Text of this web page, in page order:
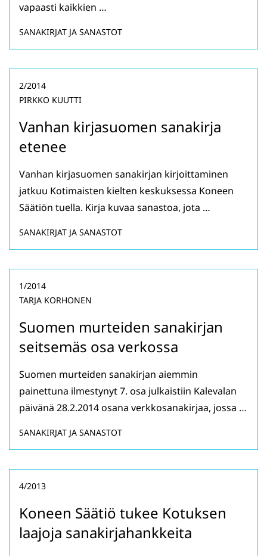
vapaasti kaikkien …
SANAKIRJAT JA SANASTOT
Vanhan kirjasuomen sanakirja
etenee
2/2014
PIRKKO KUUTTI
Vanhan kirjasuomen sanakirjan kirjoittaminen
jatkuu Kotimaisten kielten keskuksessa Koneen
Säätiön tuella. Kirja kuvaa sanastoa, jota …
SANAKIRJAT JA SANASTOT
Suomen murteiden sanakirjan
seitsemäs osa verkossa
1/2014
TARJA KORHONEN
Suomen murteiden sanakirjan aiemmin
painettuna ilmestynyt 7. osa julkaistiin Kalevalan
päivänä 28.2.2014 osana verkkosanakirjaa, jossa …
SANAKIRJAT JA SANASTOT
Koneen Säätiö tukee Kotuksen
laajoja sanakirjahankkeita
4/2013